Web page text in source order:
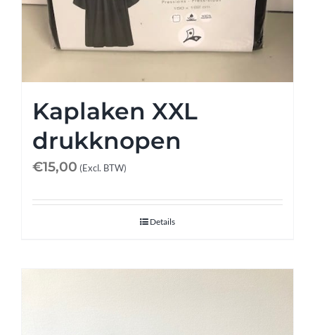
Kaplaken XXL
drukknopen
€15,00 (Excl. BTW)
Details